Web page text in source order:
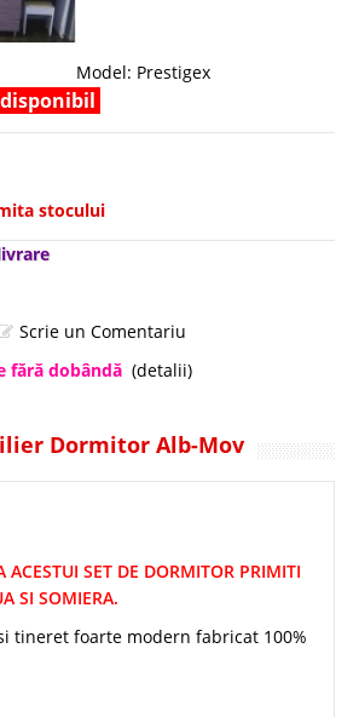
Model: Prestigex
stocului
Scrie un Comentariu
fără dobândă (detalii)
Dormitor Alb-Mov
ACESTUI SET DE DORMITOR PRIMITI
SI SOMIERA.
tineret foarte modern fabricat 100%